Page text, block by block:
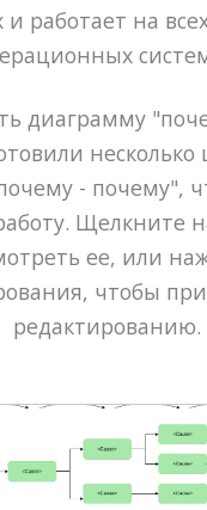
и работает на
диаграмму
несколько
- почему",
Щелкните
ее, или
чтобы
редактированию.